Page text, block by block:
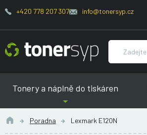
+420 778 207 307 info@tonersyp.cz
Tonery a náplně do tiskáren
Poradna Lexmark E120N